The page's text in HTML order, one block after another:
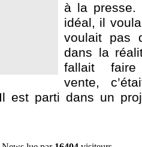
à la presse.
idéal, il
voulait pas
dans la
fallait
vente,
est parti dans un